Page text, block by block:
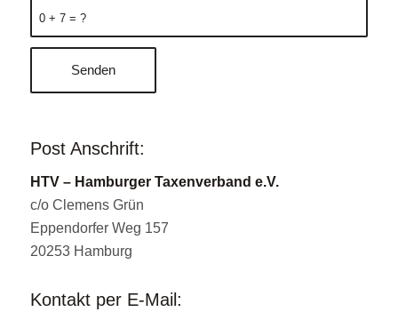
0 + 7 = ?
Post Anschrift:
HTV – Hamburger Taxenverband e.V.
c/o Clemens Grün
Eppendorfer Weg 157
20253 Hamburg
Kontakt per E-Mail: